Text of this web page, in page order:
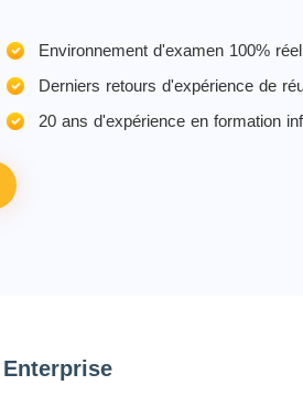
Environnement d'examen 100% réel
Derniers retours d'expérience de
20 ans d'expérience en formation